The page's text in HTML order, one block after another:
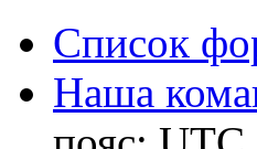
Список
Наша